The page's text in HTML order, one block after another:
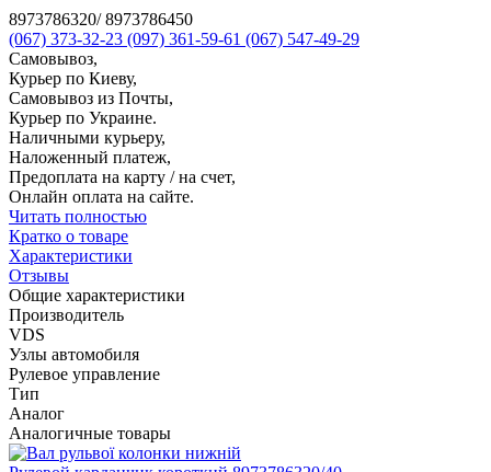
8973786320/ 8973786450
(067) 373-32-23 (097) 361-59-61 (067) 547-49-29
Самовывоз,
Курьер по Киеву,
Самовывоз из Почты,
Курьер по Украине.
Наличными курьеру,
Наложенный платеж,
Предоплата на карту / на счет,
Онлайн оплата на сайте.
Читать полностью
Кратко о товаре
Характеристики
Отзывы
Общие характеристики
Производитель
VDS
Узлы автомобиля
Рулевое управление
Тип
Аналог
Аналогичные товары